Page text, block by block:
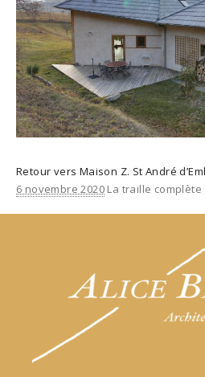
Retour vers Maison Z. St André
6 novembre 2020 La traille complète